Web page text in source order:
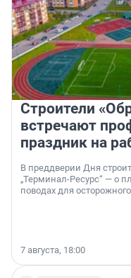
Строители
встречают
праздник на
В преддверии Дня
„Терминал-Ресурс“ — о
поводах для
7 августа, 18:00